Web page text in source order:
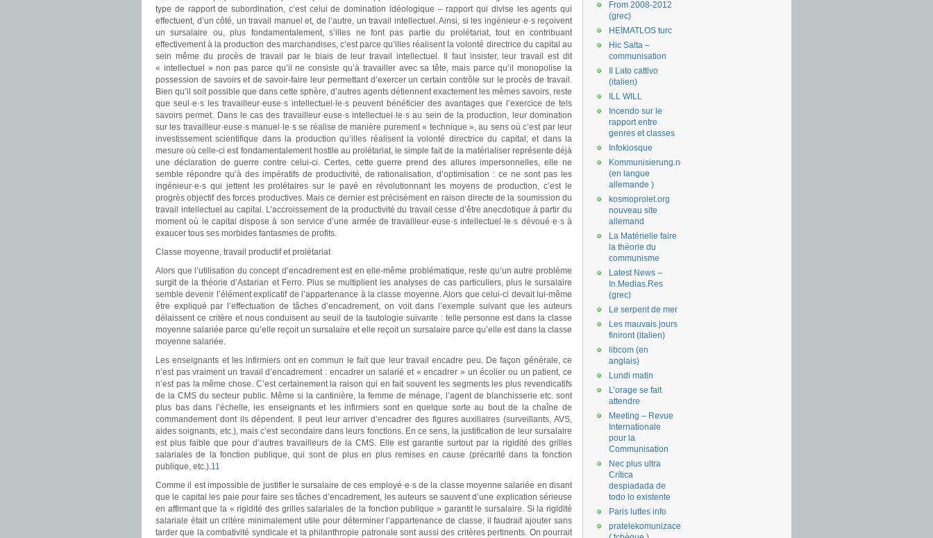
type de rapport de subordination, c’est celui de domination idéologique – rapport qui divise les agents qui
effectuent, d’un côté, un travail manuel et, de l’autre, un travail intellectuel. Ainsi, si les ingénieur·e·s reçoivent
un sursalaire ou, plus fondamentalement, s’illes ne font pas partie du prolétariat, tout en contribuant
effectivement à la production des marchandises, c’est parce qu’illes réalisent la volonté directrice du capital au
sein même du procès de travail par le biais de leur travail intellectuel. Il faut insister, leur travail est dit
« intellectuel » non pas parce qu’il ne consiste qu’à travailler avec sa tête, mais parce qu’il monopolise la
possession de savoirs et de savoir-faire leur permettant d’exercer un certain contrôle sur le procès de travail.
Bien qu’il soit possible que dans cette sphère, d’autres agents détiennent exactement les mêmes savoirs, reste
que seul ·e·s les travailleur·euse·s intellectuel · le·s peuvent bénéficier des avantages que l’exercice de tels
savoirs permet. Dans le cas des travailleur·euse·s intellectuel · le·s au sein de la production, leur domination
sur les travailleur·euse·s manuel · le·s se réalise de manière purement « technique », au sens où c’est par leur
investissement scientifique dans la production qu’illes réalisent la volonté directrice du capital; et dans la
mesure où celle-ci est fondamentalement hostile au prolétariat, le simple fait de la matérialiser représente déjà
une déclaration de guerre contre celui-ci. Certes, cette guerre prend des allures impersonnelles, elle ne
semble répondre qu’à des impératifs de productivité, de rationalisation, d’optimisation : ce ne sont pas les
ingénieur·e·s qui jettent les prolétaires sur le pavé en révolutionnant les moyens de production, c’est le
progrès objectif des forces productives. Mais ce dernier est précisément en raison directe de la soumission du
travail intellectuel au capital. L’accroissement de la productivité du travail cesse d’être anecdotique à partir du
moment où le capital dispose à son service d’une armée de travailleur·euse·s intellectuel · le·s dévoué·e·s à
exaucer tous ses morbides fantasmes de profits.
Classe moyenne, travail productif et prolétariat
Alors que l’utilisation du concept d’encadrement est en elle-même problématique, reste qu’un autre problème
surgit de la théorie d’Astarian et Ferro. Plus se multiplient les analyses de cas particuliers, plus le sursalaire
semble devenir l’élément explicatif de l’appartenance à la classe moyenne. Alors que celui-ci devait lui-même
être expliqué par l’effectuation de tâches d’encadrement, on voit dans l’exemple suivant que les auteurs
délaissent ce critère et nous conduisent au seuil de la tautologie suivante : telle personne est dans la classe
moyenne salariée parce qu’elle reçoit un sursalaire et elle reçoit un sursalaire parce qu’elle est dans la classe
moyenne salariée.
Les enseignants et les infirmiers ont en commun le fait que leur travail encadre peu. De façon générale, ce
n’est pas vraiment un travail d’encadrement : encadrer un salarié et « encadrer » un écolier ou un patient, ce
n’est pas la même chose. C’est certainement la raison qui en fait souvent les segments les plus revendicatifs
de la CMS du secteur public. Même si la cantinière, la femme de ménage, l’agent de blanchisserie etc. sont
plus bas dans l’échelle, les enseignants et les infirmiers sont en quelque sorte au bout de la chaîne de
commandement dont ils dépendent. Il peut leur arriver d’encadrer des figures auxiliaires (surveillants, AVS,
aides soignants, etc.), mais c’est secondaire dans leurs fonctions. En ce sens, la justification de leur sursalaire
est plus faible que pour d’autres travailleurs de la CMS. Elle est garantie surtout par la rigidité des grilles
salariales de la fonction publique, qui sont de plus en plus remises en cause (précarité dans la fonction
publique, etc.).11
Comme il est impossible de justifier le sursalaire de ces employé·e·s de la classe moyenne salariée en disant
que le capital les paie pour faire ses tâches d’encadrement, les auteurs se sauvent d’une explication sérieuse
en affirmant que la « rigidité des grilles salariales de la fonction publique » garantit le sursalaire. Si la rigidité
salariale était un critère minimalement utile pour déterminer l’appartenance de classe, il faudrait ajouter sans
tarder que la combativité syndicale et la philanthropie patronale sont aussi des critères pertinents. On pourrait
From 2008-2012
(grec)
HEİMATLOS turc
Hic Salta –
communisation
Il Lato cattivo
(italien)
ILL WILL
Incendo sur le
rapport entre
genres et classes
Infokiosque
Kommunisierung.net
(en langue
allemande )
kosmoprolet.org
nouveau site
allemand
La Matérielle faire
la théorie du
communisme
Latest News –
In.Medias.Res
(grec)
Le serpent de mer
Les mauvais jours
finiront (italien)
libcom (en
anglais)
Lundi matin
L’orage se fait
attendre
Meeting – Revue
Internationale
pour la
Communisation
Nec plus ultra
Crítica
despiadada de
todo lo existente
Paris luttes info
pratelekomunizace